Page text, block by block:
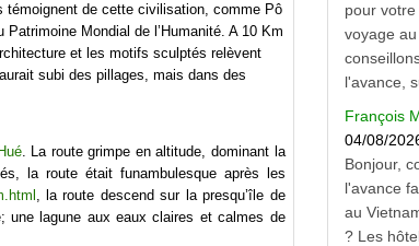
témoignent de cette civilisation, comme Pô
Mondial de l’Humanité. A 10 Km
et les motifs sculptés relèvent
subi des pillages, mais dans des
Hué. La route grimpe en altitude, dominant la
la route était funambulesque après les
, la route descend sur la presqu’île de
une lagune aux eaux claires et calmes de
pour
voyage
l'avance,
François
04/08/
Bonjour,
l'avance
au
? Les